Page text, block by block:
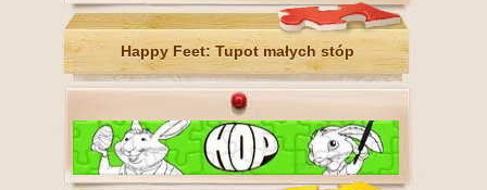
Happy Feet: Tupot małych stóp